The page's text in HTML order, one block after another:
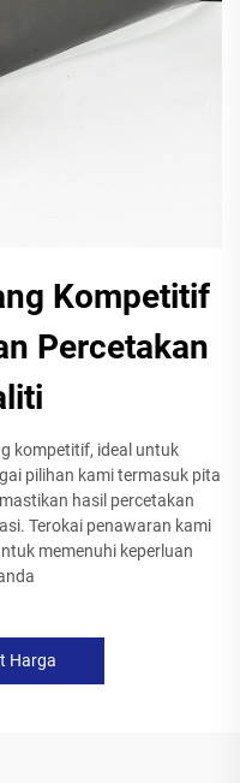
Kompetitif
Percetakan
kompetitif, ideal untuk
pilihan kami termasuk pita
hasil percetakan
Terokai penawaran kami
memenuhi keperluan
Harga